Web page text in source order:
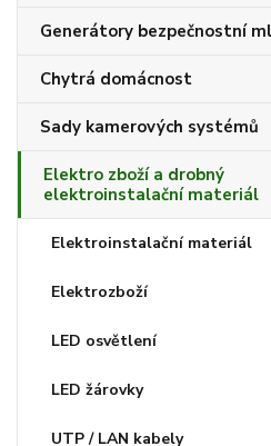
Generátory bezpečnostní
Chytrá domácnost
Sady kamerových systémů
Elektro zboží a drobný
elektroinstalační materiál
Elektroinstalační materiál
Elektrozboží
LED osvětlení
LED žárovky
UTP / LAN kabely